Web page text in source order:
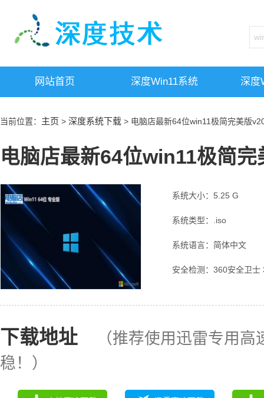
网站首页 深度win11系统 深度
当前位置： 主页 > 深度系统下载 > 电脑店最新64位win11极简完美版
电脑店最新64位win11极简
系统大小：5.25 G
系统类型：.iso
系统语言：简体中文
安全检测：360安全卫
下载地址
（推荐使用迅雷专用高
稳！）